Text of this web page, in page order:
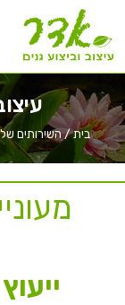
בית/השירותים